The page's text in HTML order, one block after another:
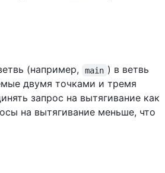
(например, main ) в ветвь
двумя точками и тремя
запрос на вытягивание как
на вытягивание меньше, что